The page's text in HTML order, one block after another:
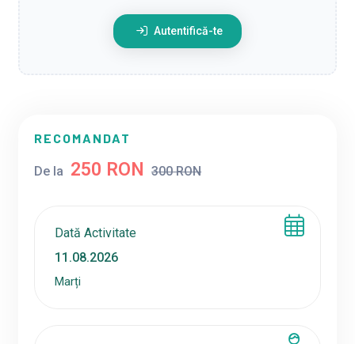
Autentifică-te
RECOMANDAT
De la 250 RON 300 RON
Dată Activitate
Marți